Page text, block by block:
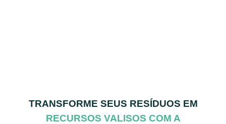
TRANSFORME SEUS RESÍDUOS EM
RECURSOS VALISOS COM A